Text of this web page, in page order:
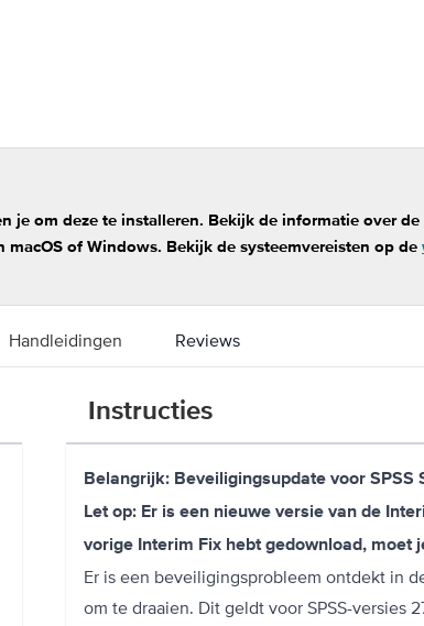
je om deze te installeren. Bekijk de informatie over de
of Windows. Bekijk de systeemvereisten op de
Handleidingen Reviews
Instructies
Belangrijk: Beveiligingsupdate voor SPSS
Let op: Er is een nieuwe versie van de
vorige Interim Fix hebt gedownload, moet
Er is een beveiligingsprobleem ontdekt in
om te draaien. Dit geldt voor SPSS-versies